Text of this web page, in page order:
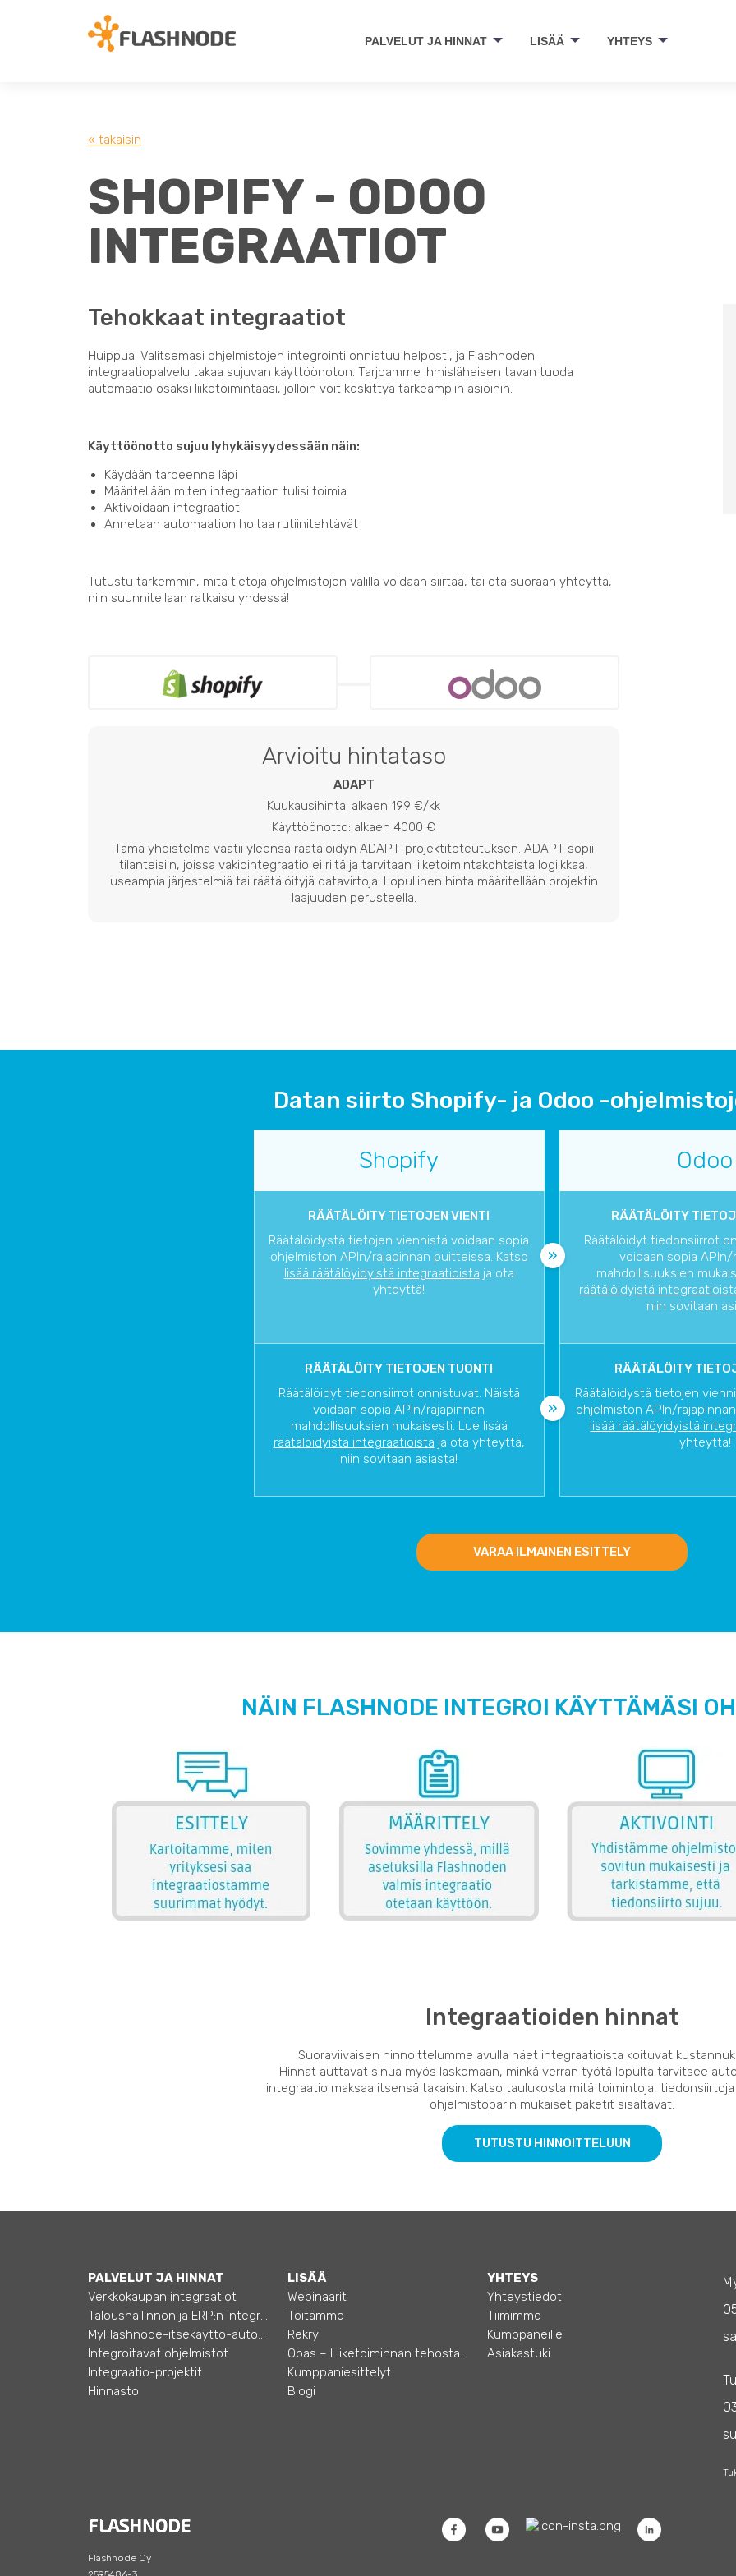
PALVELUT JA HINNAT LISÄÄ YHTEYS
« takaisin
SHOPIFY - ODOO
INTEGRAATIOT
Tehokkaat integraatiot
Huippua! Valitsemasi ohjelmistojen integrointi onnistuu helposti, ja Flashnoden
integraatiopalvelu takaa sujuvan käyttöönoton. Tarjoamme ihmisläheisen tavan tuoda
automaatio osaksi liiketoimintaasi, jolloin voit keskittyä tärkeämpiin asioihin.
Käyttöönotto sujuu lyhykäisyydessään näin:
Käydään tarpeenne läpi
Määritellään miten integraation tulisi toimia
Aktivoidaan integraatiot
Annetaan automaation hoitaa rutiinitehtävät
Tutustu tarkemmin, mitä tietoja ohjelmistojen välillä voidaan siirtää, tai ota suoraan yhteyttä,
niin suunnitellaan ratkaisu yhdessä!
Arvioitu hintataso
ADAPT
Kuukausihinta: alkaen 199 €/kk
Käyttöönotto: alkaen 4000 €
Tämä yhdistelmä vaatii yleensä räätälöidyn ADAPT-projektitoteutuksen. ADAPT sopii
tilanteisiin, joissa vakiointegraatio ei riitä ja tarvitaan liiketoimintakohtaista logiikkaa,
useampia järjestelmiä tai räätälöityjä datavirtoja. Lopullinen hinta määritellään projektin
laajuuden perusteella.
Datan siirto Shopify- ja Odoo -
Shopify Odoo
RÄÄTÄLÖITY TIETOJEN VIENTI
Räätälöidystä tietojen viennistä voidaan sopia
ohjelmiston APIn/rajapinnan puitteissa. Katso
lisää räätälöyidyistä integraatioista ja ota
yhteyttä!
RÄÄTÄLÖITY
Räätälöidyt tiedonsiirrot
voidaan sopia APIn/
mahdollisuuksien
räätälöidyistä
niin sovitaan
RÄÄTÄLÖITY TIETOJEN TUONTI
Räätälöidyt tiedonsiirrot onnistuvat. Näistä
voidaan sopia APIn/rajapinnan
mahdollisuuksien mukaisesti. Lue lisää
räätälöidyistä integraatioista ja ota yhteyttä,
niin sovitaan asiasta!
RÄÄTÄLÖITY
Räätälöidystä tietojen
ohjelmiston APIn/
lisää räätälöyidyistä
yhteyttä!
VARAA ILMAINEN ESITTELY
NÄIN FLASHNODE INTEGROI KÄYTTÄMÄSI
Integraatioiden hinnat
Suoraviivaisen hinnoittelumme avulla näet integraatioista koituvat
Hinnat auttavat sinua myös laskemaan, minkä verran työtä lopulta tarvitsee
integraatio maksaa itsensä takaisin. Katso taulukosta mitä toimintoja,
ohjelmistoparin mukaiset paketit sisältävät:
TUTUSTU HINNOITTELUUN
PALVELUT JA HINNAT
Verkkokaupan integraatiot
Taloushallinnon ja ERP:n integraatiot
MyFlashnode-itsekäyttö-automaatio
Integroitavat ohjelmistot
Integraatio-projektit
Hinnasto
LISÄÄ
Webinaarit
Töitämme
Rekry
Opas – Liiketoiminnan tehostamiseen
Kumppaniesittelyt
Blogi
YHTEYS
Yhteystiedot
Tiimimme
Kumppaneille
Asiakastuki
Flashnode Oy